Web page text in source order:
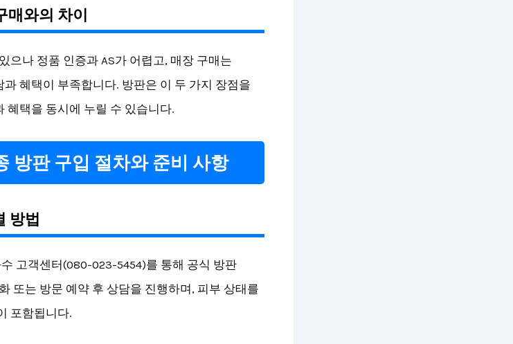
매와의 차이
으나 정품 인증과 AS가 어렵고, 매장 구매는
혜택이 부족합니다. 방판은 이 두 가지 장점을
혜택을 동시에 누릴 수 있습니다.
방판 구입 절차와 준비 사항
방법
고객센터(080-023-5454)를 통해 공식 방판
또는 방문 예약 후 상담을 진행하며, 피부 상태를
포함됩니다.